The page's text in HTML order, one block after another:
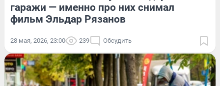
гаражи — именно про них снимал
фильм Эльдар Рязанов
28 мая, 2026, 23:00 239 Обсудить